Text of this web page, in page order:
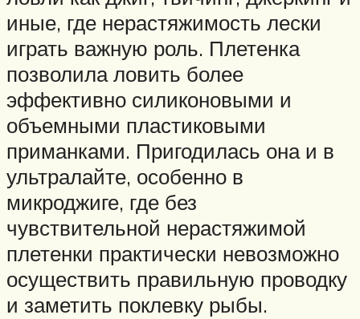
иные, где нерастяжимость лески
играть важную роль. Плетенка
позволила ловить более
эффективно силиконовыми и
объемными пластиковыми
приманками. Пригодилась она и в
ультралайте, особенно в
микроджиге, где без
чувствительной нерастяжимой
плетенки практически невозможно
осуществить правильную проводку
и заметить поклевку рыбы.